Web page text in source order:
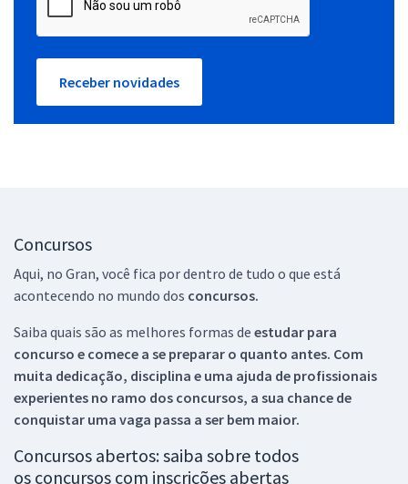
Receber novidades
Concursos
Aqui, no Gran, você fica por dentro de tudo o que está
acontecendo no mundo dos concursos.
Saiba quais são as melhores formas de estudar para
concurso e comece a se preparar o quanto antes. Com
muita dedicação, disciplina e uma ajuda de profissionais
experientes no ramo dos concursos, a sua chance de
conquistar uma vaga passa a ser bem maior.
Concursos abertos: saiba sobre todos
os concursos com inscrições abertas